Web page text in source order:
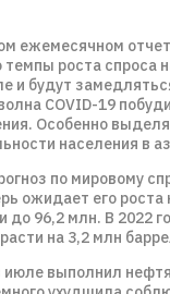
ежемесячном
темпы роста спроса
и будут
COVID-19
Особенно
населения в
по мировому
ожидает его роста
до 96,2 млн. В 2022
на 3,2 млн
выполнил